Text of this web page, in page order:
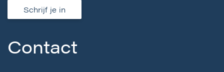
Schrijf je in
Contact